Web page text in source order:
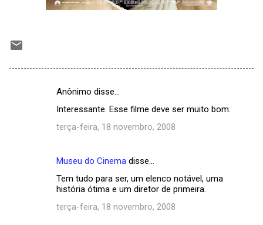
Anônimo disse…
Interessante. Esse filme deve ser muito bom.
terça-feira, 18 novembro, 2008
Museu do Cinema disse…
Tem tudo para ser, um elenco notável, uma
história ótima e um diretor de primeira.
terça-feira, 18 novembro, 2008